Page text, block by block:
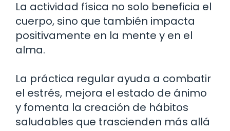
La actividad física no solo beneficia el
cuerpo, sino que también impacta
positivamente en la mente y en el
alma.
La práctica regular ayuda a combatir
el estrés, mejora el estado de ánimo
y fomenta la creación de hábitos
saludables que trascienden más allá